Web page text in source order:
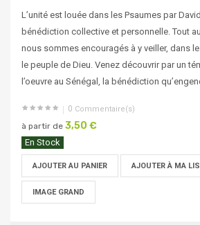
L’unité est louée dans les Psaumes par
bénédiction collective et personnelle. Tout
nous sommes encouragés à y veiller, dans
le peuple de Dieu. Venez découvrir par un
l’oeuvre au Sénégal, la bénédiction
0 Commentaire(s)
à partir de 3,50 €
En Stock
AJOUTER AU PANIER AJOUTER À MA
IMAGE GRAND